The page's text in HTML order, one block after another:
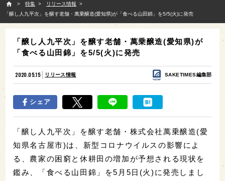
特集
リリース情報
「醸し人九平次」を醸す老舗・萬乗醸造(愛知県)が「食べる山田錦」を5/5(火)に発売
「醸し人九平次」を醸す老舗・萬乗醸造(愛知県)が
「食べる山田錦」を5/5(火)に発売
2020.05.15 リリース情報 SAKETIMES編集部
シェア
「醸し人九平次」を醸す老舗・株式会社萬乗醸造(愛
知県名古屋市)は、新型コロナウイルスの影響によ
る、農家の困窮と休耕田の増加が予想される現状を
鑑み、「食べる山田錦」を5月5日(火)に発売しまし